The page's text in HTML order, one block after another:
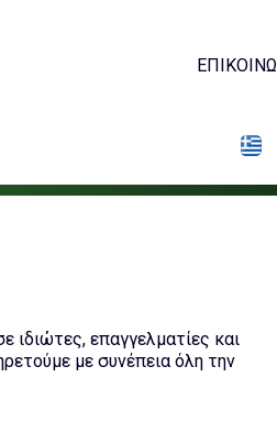
ιδιώτες, επαγγελματίες και
με συνέπεια όλη την